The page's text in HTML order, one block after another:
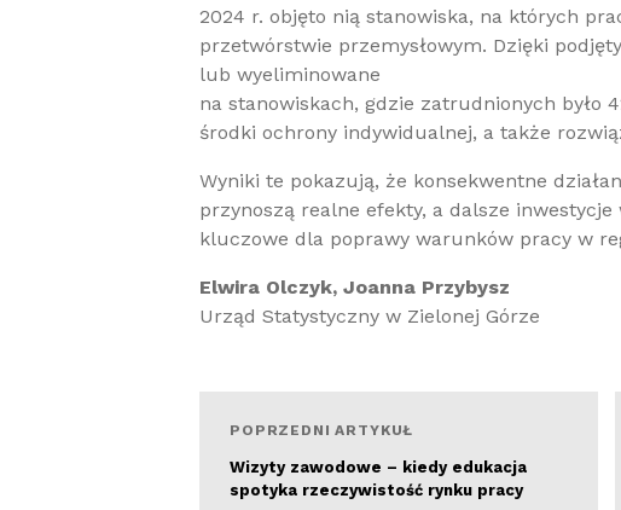
2024 r. objęto nią stanowiska, na których
przetwórstwie przemysłowym. Dzięki
lub wyeliminowane
na stanowiskach, gdzie zatrudnionych było
środki ochrony indywidualnej, a także
Wyniki te pokazują, że konsekwentne
przynoszą realne efekty, a dalsze
kluczowe dla poprawy warunków pracy w
Elwira Olczyk, Joanna Przybysz
Urząd Statystyczny w Zielonej Górze
POPRZEDNI ARTYKUŁ
Wizyty zawodowe – kiedy edukacja
spotyka rzeczywistość rynku pracy